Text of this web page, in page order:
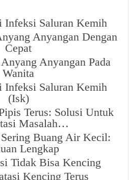
Infeksi Saluran Kemih
Anyangan Dengan
Cepat
Anyangan Pada
Wanita
Infeksi Saluran Kemih
(Isk)
Terus: Solusi Untuk
Masalah…
Buang Air Kecil:
Lengkap
Tidak Bisa Kencing
Kencing Terus